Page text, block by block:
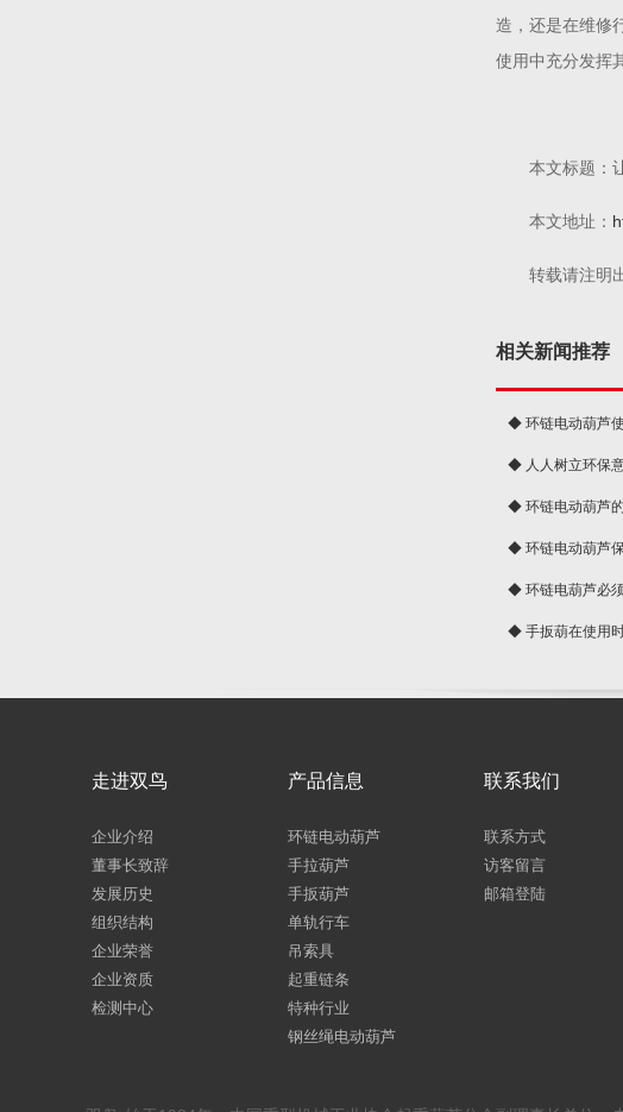
造，还是在维修
使用中充分发挥
本文标题：
本文地址：
转载请注明
相关新闻推荐
◆ 环链电动葫芦
◆ 人人树立环保
球◆ 环链电动葫芦
◆ 环链电动葫芦
◆ 环链电葫芦必
◆ 手扳葫在使用
走进双鸟
企业介绍
董事长致辞
发展历史
组织结构
企业荣誉
企业资质
检测中心
产品信息
环链电动葫芦
手拉葫芦
手扳葫芦
单轨行车
吊索具
起重链条
特种行业
钢丝绳电动葫芦
联系我们
联系方式
访客留言
邮箱登陆